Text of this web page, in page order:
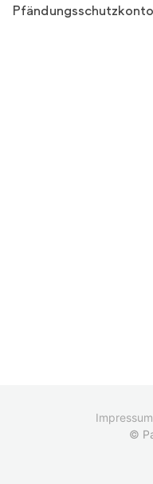
Impressum
©